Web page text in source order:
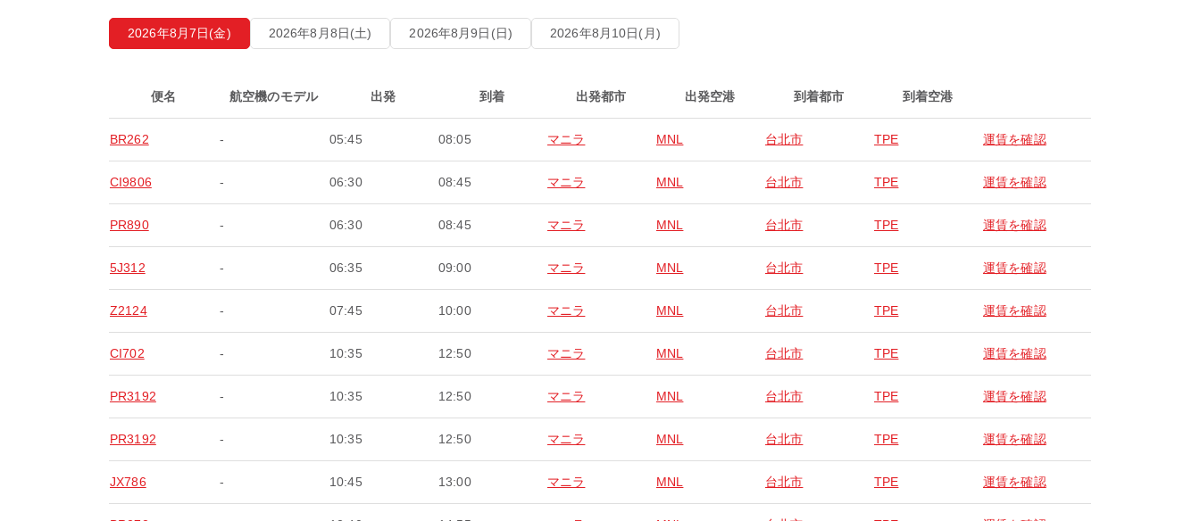
2026年8月7日(金) 2026年8月8日(土) 2026年8月9日(日) 2026年8月10日(月)
便名 航空機のモデル 出発 到着 出発都市 出発空港 到着都市 到着空港
BR262 - 05:45 08:05 マニラ MNL 台北市 TPE 運賃を確認
CI9806 - 06:30 08:45 マニラ MNL 台北市 TPE 運賃を確認
PR890 - 06:30 08:45 マニラ MNL 台北市 TPE 運賃を確認
5J312 - 06:35 09:00 マニラ MNL 台北市 TPE 運賃を確認
Z2124 - 07:45 10:00 マニラ MNL 台北市 TPE 運賃を確認
CI702 - 10:35 12:50 マニラ MNL 台北市 TPE 運賃を確認
PR3192 - 10:35 12:50 マニラ MNL 台北市 TPE 運賃を確認
PR3192 - 10:35 12:50 マニラ MNL 台北市 TPE 運賃を確認
JX786 - 10:45 13:00 マニラ MNL 台北市 TPE 運賃を確認